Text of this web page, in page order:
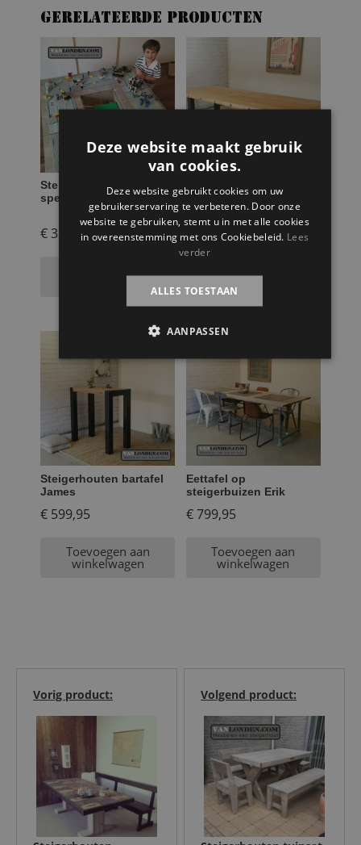
Gerelateerde producten
Steigerhouten
speeltafel Laurens
€324,95
Tafel Eefje van oude
bowlingbaan met stalen
poten
€964,95
Steigerhouten bartafel
James
€ 599,95
Toevoegen aan
winkelwagen
Eettafel op
steigerbuizen Erik
€799,95
Toevoegen aan
winkelwagen
Volgend product:
Vorig product:
Deze website maakt gebruik
van cookies.
Deze website gebruikt cookies om uw
gebruikerservaring te verbeteren. Door onze
website te gebruiken, stemt u in met alle cookies
in overeenstemming met ons Cookiebeleid. Lees
verder
ALLES TOESTAAN
AANPASSEN